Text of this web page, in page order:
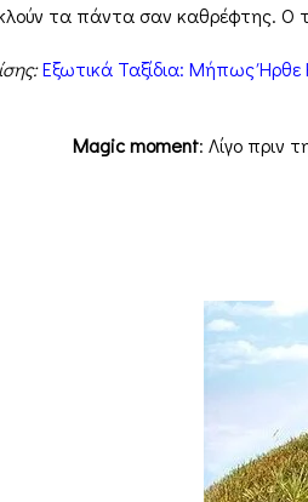
τα πάντα σαν καθρέφτης. Ο
Εξωτικά Ταξίδια: Μήπως Ήρθε
Magic moment: Λίγο πριν